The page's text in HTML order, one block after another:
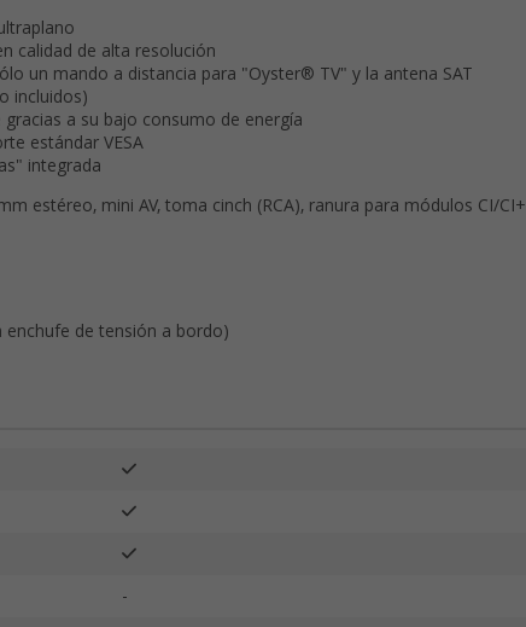
calidad de alta resolución
un mando a distancia para "Oyster® TV" y la antena SAT
incluidos)
a su bajo consumo de energía
estándar VESA
integrada
estéreo, mini AV, toma cinch (RCA), ranura para módulos CI/CI+
enchufe de tensión a bordo)
-